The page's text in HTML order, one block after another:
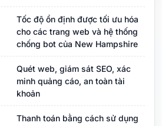
Tốc độ ổn định được tối ưu hóa
cho các trang web và hệ thống
chống bot của New Hampshire
Quét web, giám sát SEO, xác
minh quảng cáo, an toàn tài
khoản
Thanh toán bằng cách sử dụng